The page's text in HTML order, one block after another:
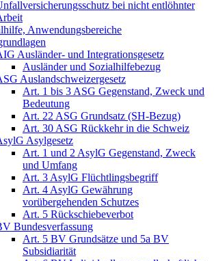
bei nicht entlöhnter
Anwendungsbereiche
Ausländer- und Integrationsgesetz
Ausländer und Sozialhilfebezug
Auslandschweizergesetz
Art. 1 bis 3 ASG Gegenstand, Zweck und
Bedeutung
Art. 22 ASG Grundsatz (SH-Bezug)
Art. 30 ASG Rückkehr in die Schweiz
Asylgesetz
Art. 1 und 2 AsylG Gegenstand, Zweck
und Umfang
Art. 3 AsylG Flüchtlingsbegriff
Art. 4 AsylG Gewährung
vorübergehenden Schutzes
Art. 5 Rückschiebeverbot
Bundesverfassung
Art. 5 BV Grundsätze und 5a BV
Subsidiarität